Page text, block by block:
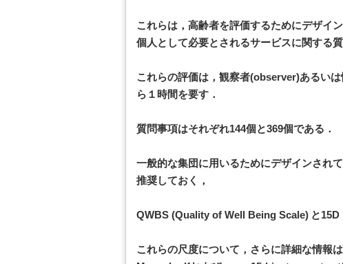
これらは，高齢者を評価するためにデザイ
個人として必要とされるサービスに関する
これらの評価は，観察者(observer)あるい
ら１時間を要す．
質問事項はそれぞれ144個と369個である．
一般的な集団に用いるためにデザインされ
推奨しておく，
QWBS (Quality of Well Being Scale) と15D
これらの尺度について，さらに詳細な情